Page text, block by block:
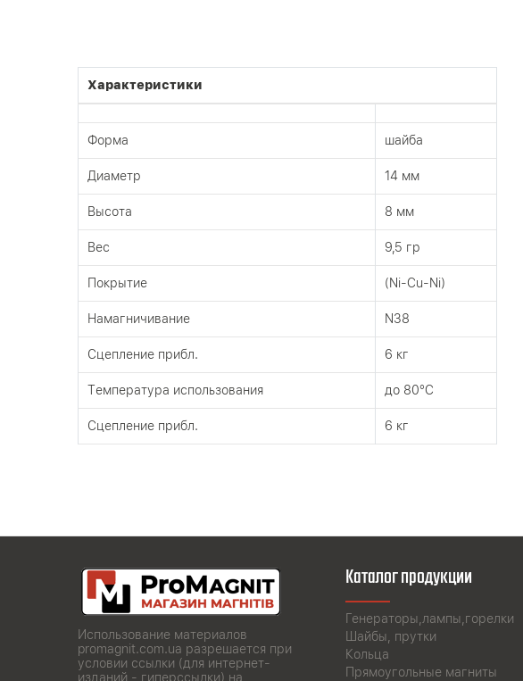
Характеристики
Форма шайба
Диаметр 14 мм
Высота 8 мм
Вес 9,5 гр
Покрытие (Ni-Cu-Ni)
Намагничивание N38
Сцепление прибл. 6 кг
Tемпература использования до 80°C
Сцепление прибл. 6 кг
Использование материалов
promagnit.com.ua разрешается при
условии ссылки (для интернет-
изданий - гиперссылки) на
Каталог продукции
Генераторы,лампы,горелки
Шайбы, прутки
Кольца
Прямоугольные магниты